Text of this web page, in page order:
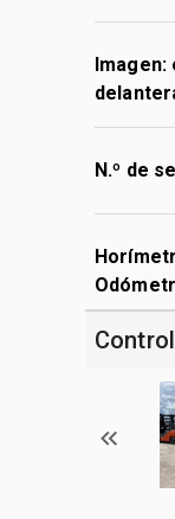
Imagen:
N.º de